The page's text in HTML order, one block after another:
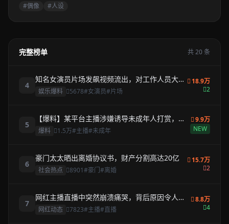
#偶像
#人设
完整榜单 共 20 条
4
知名女演员片场发飙视频流出，对工作人员大声
呵斥
娱乐爆料 5678#女演员#片场
18.9万
2
5
【爆料】某平台主播涉嫌诱导未成年人打赏，家
长联名举报
爆料 1.5万#主播#未成年
9.9万
NEW
6
豪门太太晒出离婚协议书，财产分割高达20亿
社会热点 8901#豪门#离婚
15.7万
2
7
网红主播直播中突然崩溃痛哭，背后原因令人心
疼
网红动态 7823#主播#直播
8.8万
4